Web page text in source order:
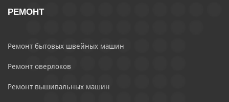
РЕМОНТ
Ремонт бытовых швейных машин
Ремонт оверлоков
Ремонт вышивальных машин